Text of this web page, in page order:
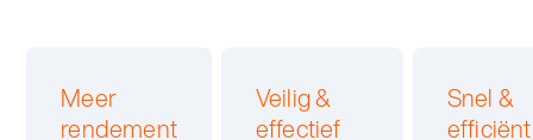
Zorgondersteuning
Zorg
Kennisbank
Meer
rendement
Veilig &
effectief
Snel &
efficiënt